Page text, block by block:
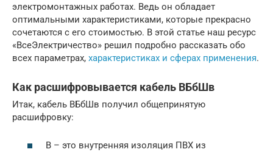
электромонтажных работах. Ведь он обладает
оптимальными характеристиками, которые прекрасно
сочетаются с его стоимостью. В этой статье наш ресурс
«ВсеЭлектричество» решил подробно рассказать обо
всех параметрах, характеристиках и сферах применения.
Как расшифровывается кабель ВБбШв
Итак, кабель ВБбШв получил общепринятую
расшифровку:
В – это внутренняя изоляция ПВХ из